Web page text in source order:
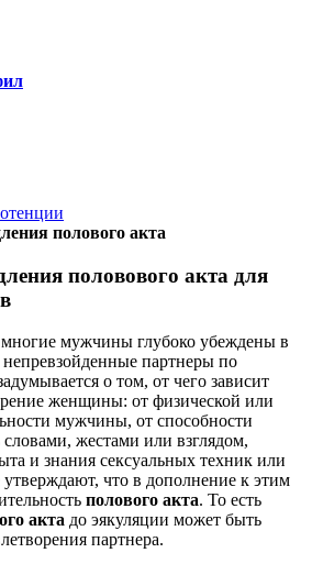
полового акта
половового акта для
многие мужчины глубоко убеждены в
партнеры по
о том, от чего зависит
женщины: от физической или
мужчины, от способности
словами, жестами или взглядом,
и знания сексуальных техник или
что в дополнение к этим
полового акта. То есть
акта до эякуляции может быть
партнера.